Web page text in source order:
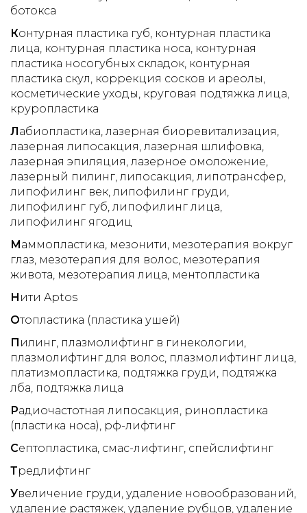
ботокса
Контурная пластика губ контурная пластика
лица контурная пластика носа контурная
пластика носогубных складок контурная
пластика скул коррекция сосков и ареолы
косметические уходы круговая подтяжка лица
круропластика
Лабиопластика лазерная биоревитализация
лазерная липосакция лазерная шлифовка
лазерная эпиляция лазерное омоложение
лазерный пилинг липосакция липотрансфер
липофилинг век липофилинг груди
липофилинг губ липофилинг лица
липофилинг ягодиц
Маммопластика мезонити мезотерапия вокруг
глаз мезотерапия для волос мезотерапия
живота мезотерапия лица ментопластика
Н ити Aptos
Отопластика (пластика ушей)
П илинг плазмолифтинг в гинекологии
плазмолифтинг для волос плазмолифтинг лица
платизмопластика подтяжка груди подтяжка
лба подтяжка лица
Радиочастотная липосакция ринопластика
(пластика носа) рф-лифтинг
Септопластика смас-лифтинг спейслифтинг
Тредлифтинг
Увеличение груди удаление новообразований
удаление растяжек удаление рубцов удаление